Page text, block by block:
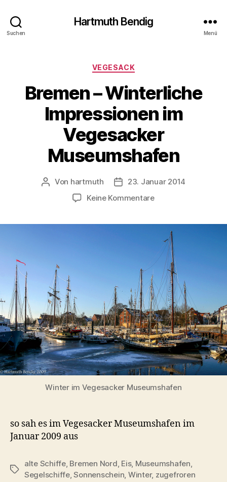
Suchen
Hartmuth Bendig
Menü
Kategorien
VEGESACK
Bremen – Winterliche
Impressionen im
Vegesacker
Museumshafen
Beitragsautor
Von hartmuth Veröffentlichungsdatum
23. Januar 2014
Keine Kommentarezu
Winterliche
Impressionen
im
Vegesacker
Museumshafen
Winter im Vegesacker Museumshafen
so sah es im Vegesacker Museumshafen im
Januar 2009 aus
Schlagwörter
alte Schiffe, Bremen Nord, Eis, Museumshafen,
Segelschiffe,Sonnenschein, Winter, zugefroren